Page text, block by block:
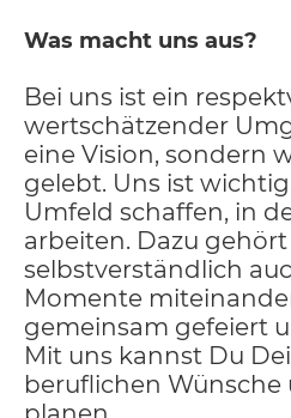
Was macht uns aus?
Bei uns ist ein
wertschätzender
eine Vision, sondern
gelebt. Uns ist
Umfeld schaffen, in
arbeiten. Dazu
selbstverständlich
Momente
gemeinsam gefeiert
Mit uns kannst Du
beruflichen Wünsche